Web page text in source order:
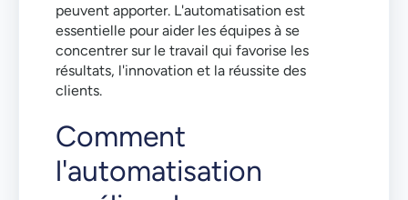
peuvent apporter. L'automatisation est
essentielle pour aider les équipes à se
concentrer sur le travail qui favorise les
résultats, l'innovation et la réussite des
clients.
Comment
l'automatisation